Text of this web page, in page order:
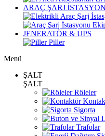
ARAÇ ŞARJ
JENERATÖR & UPS
Piller
Menü
ŞALT
ŞALT
Röleler
Sigorta
Trafolar